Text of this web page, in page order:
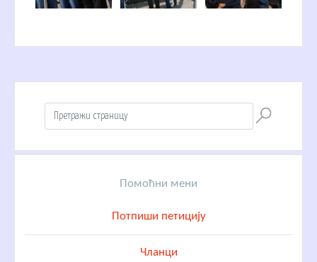
Помоћни мени
Потпиши петицију
Чланци